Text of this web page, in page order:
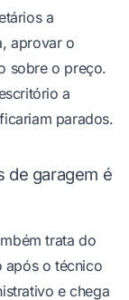
a
aprovar o
sobre o preço.
a
parados.
de garagem é
trata do
após o técnico
e chega